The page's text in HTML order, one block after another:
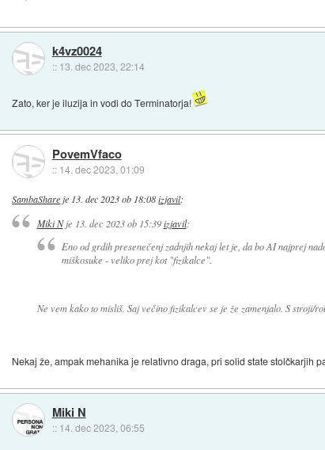
k4vz0024
:: 13. dec 2023, 22:14
Zato, ker je iluzija in vodi do Terminatorja!
PovemVfaco
:: 14. dec 2023, 01:09
SambaShareje 13. dec 2023 ob 18:08 izjavil:
Miki Nje 13. dec 2023 ob 15:39 izjavil:
Eno od grdih presenečenj zadnjih nekaj let je, da bo AI najprej
miškosuke - veliko prej kot "fizikalce".
Ne vem kako to misliš. Saj večino fizikalcev se je že zamenjalo. S stroji/
Nekaj že, ampak mehanika je relativno draga, pri solid state stolčkarjih
Miki N
:: 14. dec 2023, 06:55